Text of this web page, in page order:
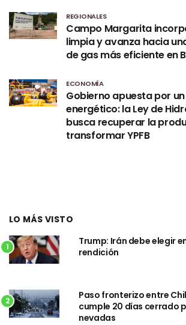
REGIONALES
Campo Margarita
limpia y avanza hacia
de gas más eficiente en
ECONOMÍA
Gobierno apuesta por
energético: la Ley de
busca recuperar la
transformar YPFB
LO MÁS VISTO
1
Trump: Irán debe elegir
rendición
2
Paso fronterizo entre
cumple 20 días cerrado
nevadas